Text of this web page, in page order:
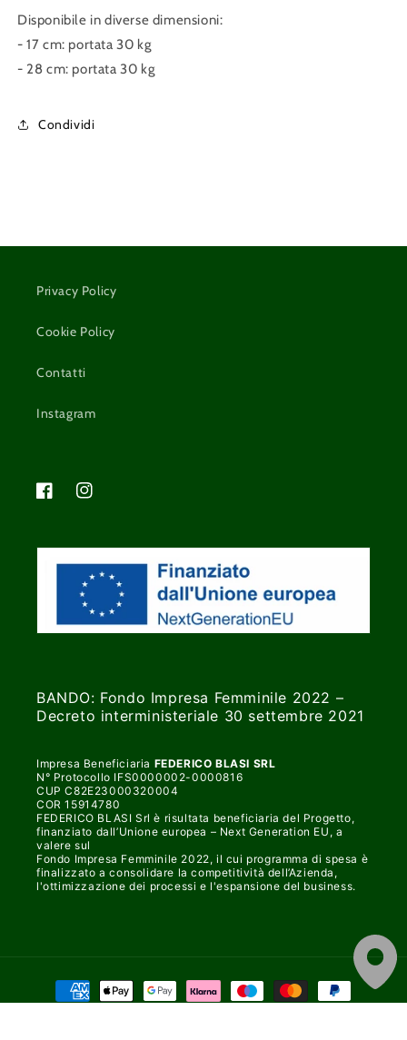
Disponibile in diverse dimensioni:
- 17 cm: portata 30 kg
- 28 cm: portata30 kg
Condividi
Privacy Policy
Cookie Policy
Contatti
Instagram
FacebookInstagram
BANDO: Fondo Impresa Femminile 2022 –
Decreto interministeriale 30 settembre 2021
Impresa Beneficiaria FEDERICO BLASI SRL
N° Protocollo IFS0000002-0000816
CUP C82E23000320004
COR 15914780
FEDERICO BLASI Srl è risultata beneficiaria del Progetto,
finanziato dall’Unione europea – Next Generation EU, a
valere sul
Fondo Impresa Femminile 2022, il cui programma di spesa è
finalizzato a consolidare la competitività dell’Azienda,
l'ottimizzazione dei processi e l'espansione del business.
Metodi
di